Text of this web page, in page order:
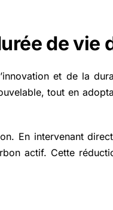
de vie
et de la
tout en
En intervenant
actif. Cette